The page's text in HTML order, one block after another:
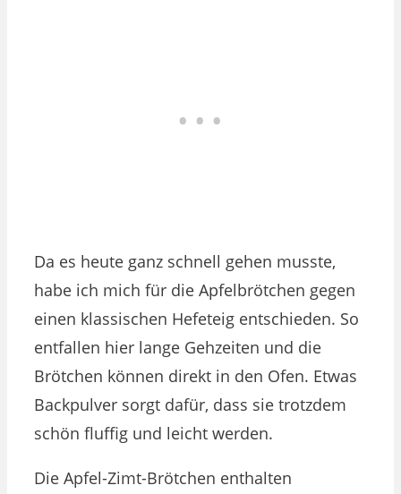
Da es heute ganz schnell gehen musste,
habe ich mich für die Apfelbrötchen gegen
einen klassischen Hefeteig entschieden. So
entfallen hier lange Gehzeiten und die
Brötchen können direkt in den Ofen. Etwas
Backpulver sorgt dafür, dass sie trotzdem
schön fluffig und leicht werden.
Die Apfel-Zimt-Brötchen enthalten